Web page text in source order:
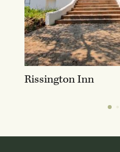
Rissington Inn